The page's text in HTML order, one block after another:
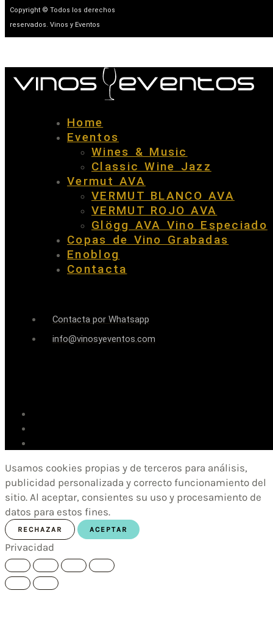
Copyright © Todos los derechos
reservados. Vinos y Eventos
Home
Eventos
Wines & Music
Classic Wine Jazz
Vermut AVA
VERMUT BLANCO AVA
VERMUT ROJO AVA
Glögg AVA Vino Especiado
Copas de Vino Grabadas
Enoblog
Contacta
Contacta por Whatsapp
info@vinosyeventos.com
Usamos cookies propias y de terceros para análisis,
publicidad personalizada y correcto funcionamiento del
sitio. Al aceptar, consientes su uso y procesamiento de
datos para estos fines.
RECHAZAR ACEPTAR
Privacidad